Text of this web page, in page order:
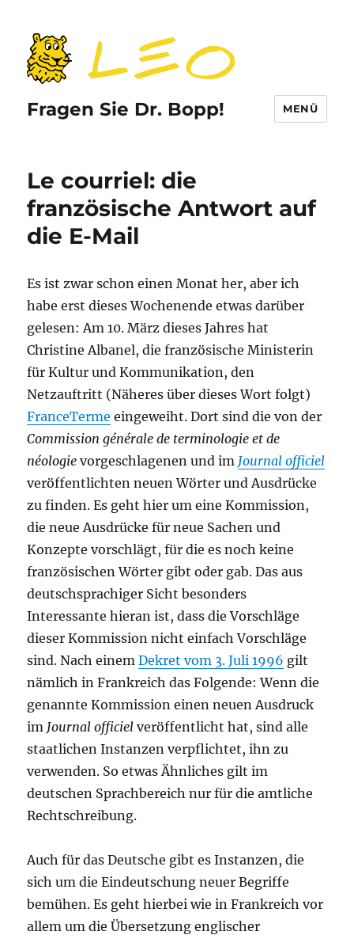
Fragen Sie Dr. Bopp! MENÜ
Le courriel: die
französische Antwort auf
die E-Mail
Es ist zwar schon einen Monat her, aber ich
habe erst dieses Wochenende etwas darüber
gelesen: Am 10. März dieses Jahres hat
Christine Albanel, die französische Ministerin
für Kultur und Kommunikation, den
Netzauftritt (Näheres über dieses Wort folgt)
FranceTerme eingeweiht. Dort sind die von der
Commission générale de terminologie et de
néologie vorgeschlagenen und im Journal officiel
veröffentlichten neuen Wörter und Ausdrücke
zu finden. Es geht hier um eine Kommission,
die neue Ausdrücke für neue Sachen und
Konzepte vorschlägt, für die es noch keine
französischen Wörter gibt oder gab. Das aus
deutschsprachiger Sicht besonders
Interessante hieran ist, dass die Vorschläge
dieser Kommission nicht einfach Vorschläge
sind. Nach einemDekret vom 3. Juli 1996 gilt
nämlich in Frankreich das Folgende: Wenn die
genannte Kommission einen neuen Ausdruck
im Journal officiel veröffentlicht hat, sind alle
staatlichen Instanzen verpflichtet, ihn zu
verwenden. So etwas Ähnliches gilt im
deutschen Sprachbereich nur für die amtliche
Rechtschreibung.
Auch für das Deutsche gibt es Instanzen, die
sich um die Eindeutschung neuer Begriffe
bemühen. Es geht hierbei wie in Frankreich vor
allem um die Übersetzung englischer